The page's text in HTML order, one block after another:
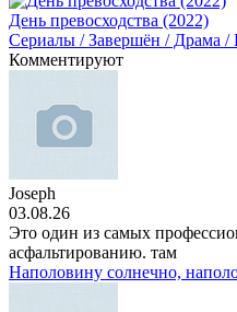
День превосходства (2022)
Сериалы / Завершён / Драма /
Комментируют
Joseph
03.08.26
Это один из самых
асфальтированию. там
Наполовину солнечно,